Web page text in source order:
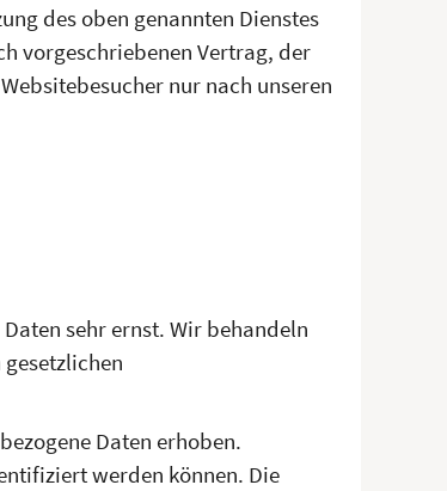
des oben genannten Dienstes
vorgeschriebenen Vertrag, der
nur nach unseren
sehr ernst. Wir behandeln
Daten erhoben.
werden können. Die